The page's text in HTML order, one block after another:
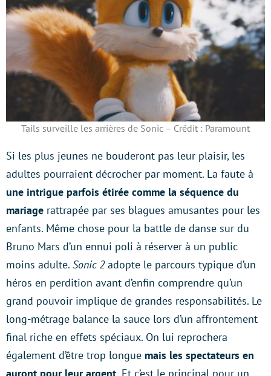
Tails surveille les arrières de Sonic – Crédit : Paramount
Si les plus jeunes ne bouderont pas leur plaisir, les
adultes pourraient décrocher par moment. La faute à
une intrigue parfois étirée comme la séquence du
mariage rattrapée par ses blagues amusantes pour les
enfants. Même chose pour la battle de danse sur du
Bruno Mars d’un ennui poli à réserver à un public
moins adulte. Sonic 2adopte le parcours typique d’un
héros en perdition avant d’enfin comprendre qu’un
grand pouvoir implique de grandes responsabilités. Le
long-métrage balance la sauce lors d’un affrontement
final riche en effets spéciaux. On lui reprochera
également d’être trop longue mais les spectateurs en
auront pour leur argent. Et c’est le principal pour un